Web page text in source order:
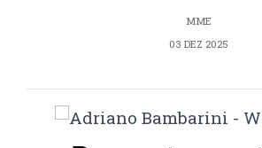
MME
03 DEZ 2025